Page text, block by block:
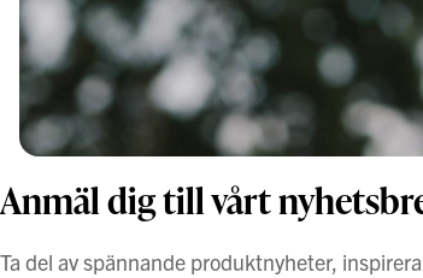
Anmäl dig till vårt
Ta del av spännande produktnyheter,